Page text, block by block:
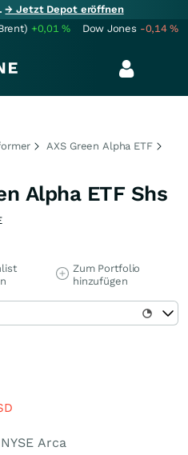
→ Jetzt Depot eröffnen
+0,01% Dow Jones -0,14%
AXS Green Alpha ETF
Alpha ETF Shs
Zum Portfolio
hinzufügen
NYSE Arca